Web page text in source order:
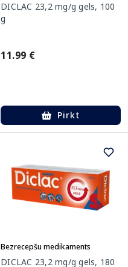
DICLAC 23,2 mg/g gels, 100
g
11.99 €
Pirkt
Bezrecepšu medikaments
DICLAC 23,2 mg/g gels, 180